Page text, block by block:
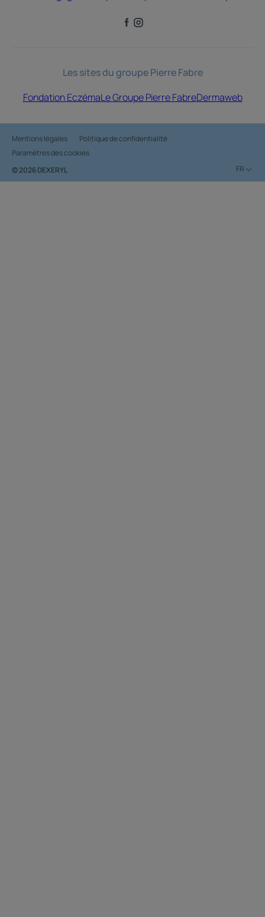
Les sites du groupe Pierre Fabre
Fondation EczémaLe Groupe Pierre FabreDermaweb
Mentions légales
Politique de confidentialité
Paramètres des cookies
© 2026 DEXERYL
FR